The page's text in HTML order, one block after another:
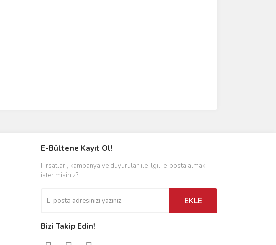
E-Bültene Kayıt Ol!
Fırsatları, kampanya ve duyurular ile ilgili e-posta almak
ister misiniz?
EKLE
Bizi Takip Edin!